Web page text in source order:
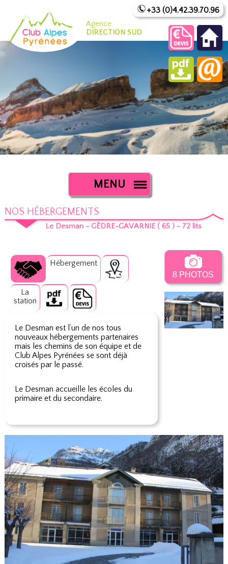
Agence
DIRECTION SUD
+33 (0)4.42.39.70.96
MENU
NOS HÉBERGEMENTS
Le Desman - GÈDRE-GAVARNIE ( 65 ) - 72 lits
Hébergement
La
station
Le Desman est l’un de nos tous
nouveaux hébergements partenaires
mais les chemins de son équipe et de
Club Alpes Pyrénées se sont déjà
croisés par le passé.
Le Desman accueille les écoles du
primaire et du secondaire.
8 PHOTOS